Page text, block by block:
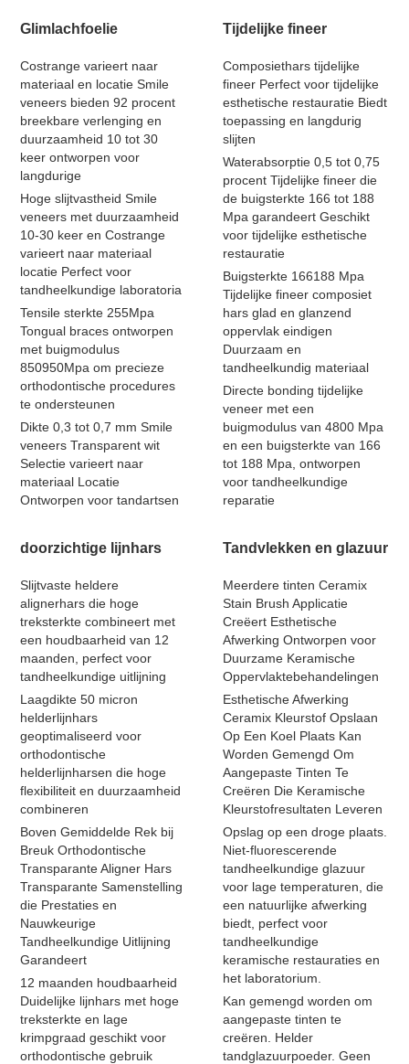
Glimlachfoelie
Costrange varieert naar
materiaal en locatie Smile
veneers bieden 92 procent
breekbare verlenging en
duurzaamheid 10 tot 30
keer ontworpen voor
langdurige
Hoge slijtvastheid Smile
veneers met duurzaamheid
10-30 keer en Costrange
varieert naar materiaal
locatie Perfect voor
tandheelkundige laboratoria
Tensile sterkte 255Mpa
Tongual braces ontworpen
met buigmodulus
850950Mpa om precieze
orthodontische procedures
te ondersteunen
Dikte 0,3 tot 0,7 mm Smile
veneers Transparent wit
Selectie varieert naar
materiaal Locatie
Ontworpen voor tandartsen
Tijdelijke fineer
Composiethars tijdelijke
fineer Perfect voor tijdelijke
esthetische restauratie Biedt
toepassing en langdurig
slijten
Waterabsorptie 0,5 tot 0,75
procent Tijdelijke fineer die
de buigsterkte 166 tot 188
Mpa garandeert Geschikt
voor tijdelijke esthetische
restauratie
Buigsterkte 166188 Mpa
Tijdelijke fineer composiet
hars glad en glanzend
oppervlak eindigen
Duurzaam en
tandheelkundig materiaal
Directe bonding tijdelijke
veneer met een
buigmodulus van 4800 Mpa
en een buigsterkte van 166
tot 188 Mpa, ontworpen
voor tandheelkundige
reparatie
doorzichtige lijnhars
Slijtvaste heldere
alignerhars die hoge
treksterkte combineert met
een houdbaarheid van 12
maanden, perfect voor
tandheelkundige uitlijning
Laagdikte 50 micron
helderlijnhars
geoptimaliseerd voor
orthodontische
helderlijnharsen die hoge
flexibiliteit en duurzaamheid
combineren
Boven Gemiddelde Rek bij
Breuk Orthodontische
Transparante Aligner Hars
Transparante Samenstelling
die Prestaties en
Nauwkeurige
Tandheelkundige Uitlijning
Garandeert
12 maanden houdbaarheid
Duidelijke lijnhars met hoge
treksterkte en lage
krimpgraad geschikt voor
orthodontische gebruik
Tandvlekken en glazuur
Meerdere tinten Ceramix
Stain Brush Applicatie
Creëert Esthetische
Afwerking Ontworpen voor
Duurzame Keramische
Oppervlaktebehandelingen
Esthetische Afwerking
Ceramix Kleurstof Opslaan
Op Een Koel Plaats Kan
Worden Gemengd Om
Aangepaste Tinten Te
Creëren Die Keramische
Kleurstofresultaten Leveren
Opslag op een droge plaats.
Niet-fluorescerende
tandheelkundige glazuur
voor lage temperaturen, die
een natuurlijke afwerking
biedt, perfect voor
tandheelkundige
keramische restauraties en
het laboratorium.
Kan gemengd worden om
aangepaste tinten te
creëren. Helder
tandglazuurpoeder. Geen